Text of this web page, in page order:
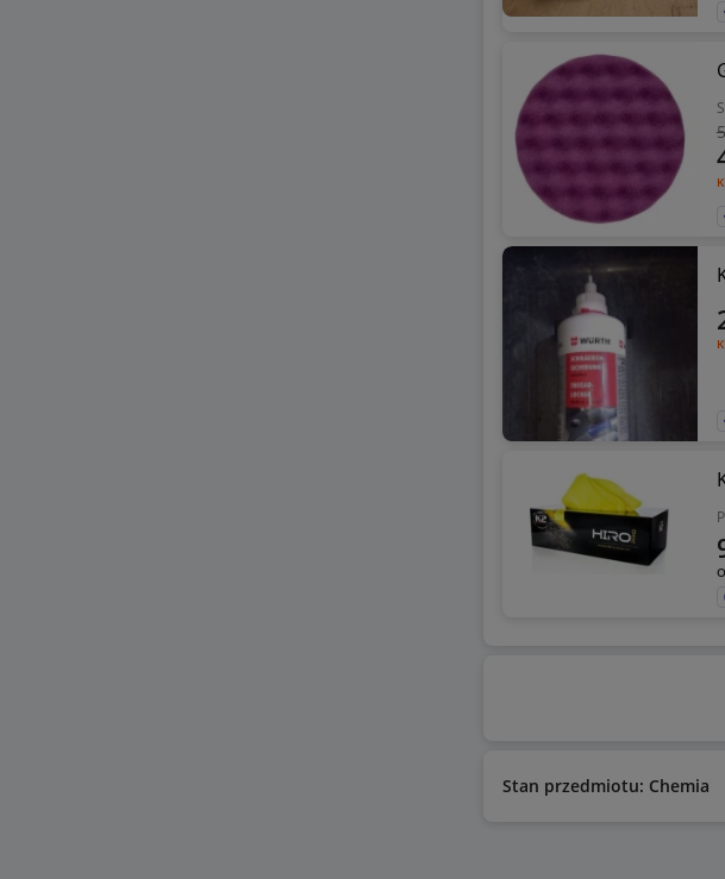
Stan przedmiotu: Chemia